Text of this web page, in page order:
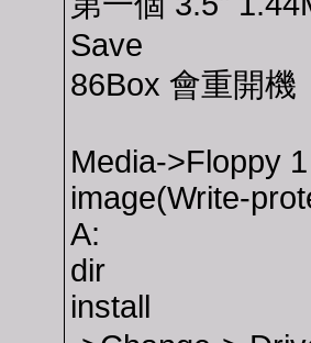
Save
86Box 會重開機
Media->Floppy
image(Write-
A:
dir
install